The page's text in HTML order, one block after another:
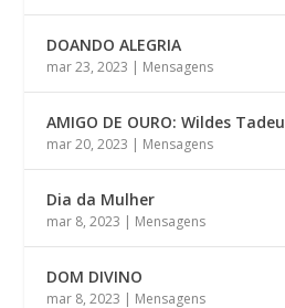
DOANDO ALEGRIA
mar 23, 2023 | Mensagens
AMIGO DE OURO: Wildes Tadeu
mar 20, 2023 | Mensagens
Dia da Mulher
mar 8, 2023 | Mensagens
DOM DIVINO
mar 8, 2023 | Mensagens